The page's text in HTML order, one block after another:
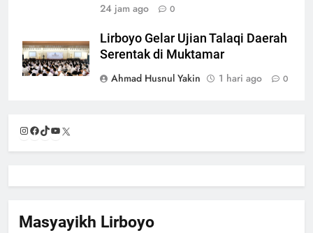
24 jam ago
0
Lirboyo Gelar Ujian Talaqi Daerah
Serentak di Muktamar
Ahmad Husnul Yakin
1 hari ago 0
Instagram
Facebook
TikTok
YouTube
Masyayikh Lirboyo